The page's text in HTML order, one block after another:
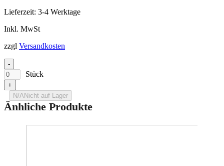
Lieferzeit: 3-4 Werktage
Inkl. MwSt
zzgl Versandkosten
-
Stück
+
N/ANicht auf Lager
Änhliche Produkte